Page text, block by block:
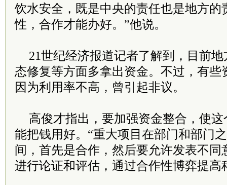
饮水安全，既是中央的责任也是地方的
性，合作才能办好。”他说。
21世纪经济报道记者了解到，目前
态修复等方面多拿出资金。不过，有些
因为利用率不高，曾引起非议。
高俊才指出，要加强资金整合，使
能把钱用好。“重大项目在部门和部门
间，首先是合作，然后要允许发表不同
进行论证和评估，通过合作性博弈提高